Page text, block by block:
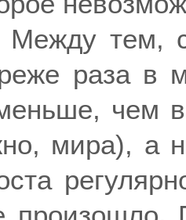
Между тем,
раза в
чем
мира), а